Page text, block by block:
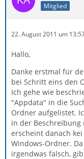
Mitglied
22. August 2011 um
Hallo,
Danke erstmal für
bei Schritt eins den
Ich gehe wie
"Appdata" in die
Ordner aufgelistet.
in der
erscheint danach
Windows-Ordner.
irgendwas falsch,